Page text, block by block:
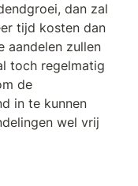
dan zal
tijd kosten dan
aandelen zullen
toch regelmatig
de
in te kunnen
wel vrij